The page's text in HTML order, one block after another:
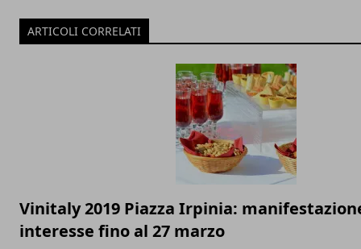
ARTICOLI CORRELATI
Vinitaly 2019 Piazza Irpinia:
interesse fino al 27 marzo